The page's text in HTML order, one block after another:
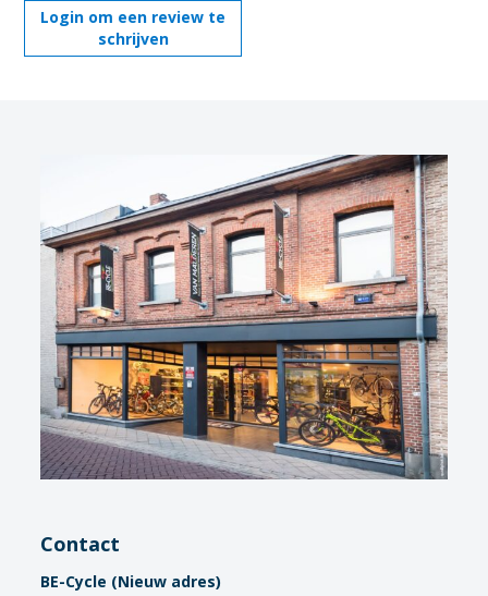
Login om een review te
schrijven
Contact
BE-Cycle (Nieuw adres)